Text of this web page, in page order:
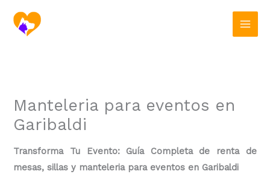
contenido
Manteleria para eventos en
Garibaldi
Transforma Tu Evento: Guía Completa de renta de
mesas, sillas y manteleria para eventos en Garibaldi